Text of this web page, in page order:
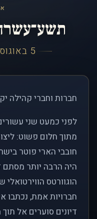
5 באוגוסט 2007 – 2026
חברות וחברי קהילה
מתוך חלום פשוט:
חובבי הארי פוטר
היה הרבה יותר מסתם
הוגוורטס
חברויות אמת, נכתבו
דיונים סוערים אל